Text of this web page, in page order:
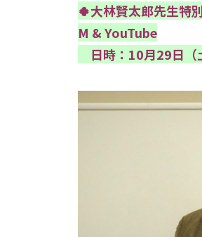
🍀大林賢太郎先生特
M & YouTube
日時：10月29日（